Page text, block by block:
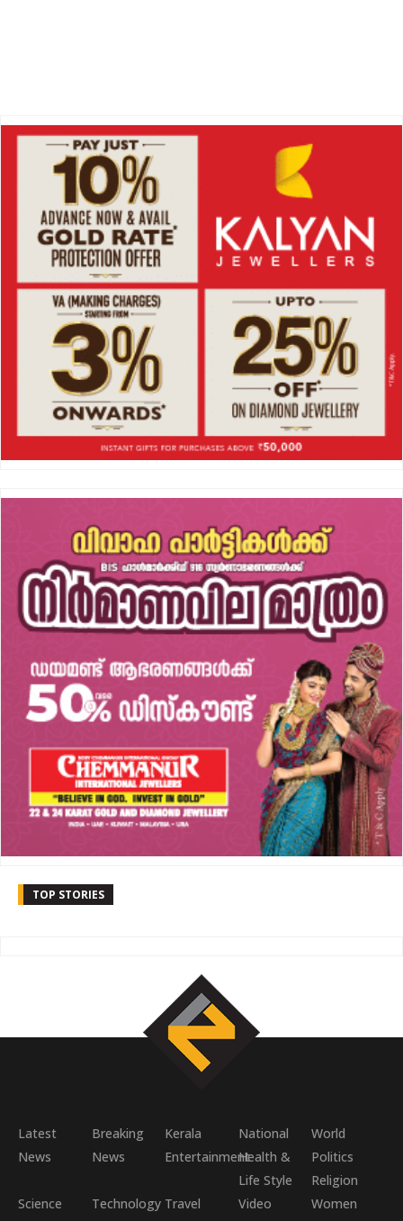
TOP STORIES
Latest
News
Breaking
News
Kerala National
World
EntertainmentHealth &
Life Style
Politics
Religion
Science
Technology Travel Video
Women